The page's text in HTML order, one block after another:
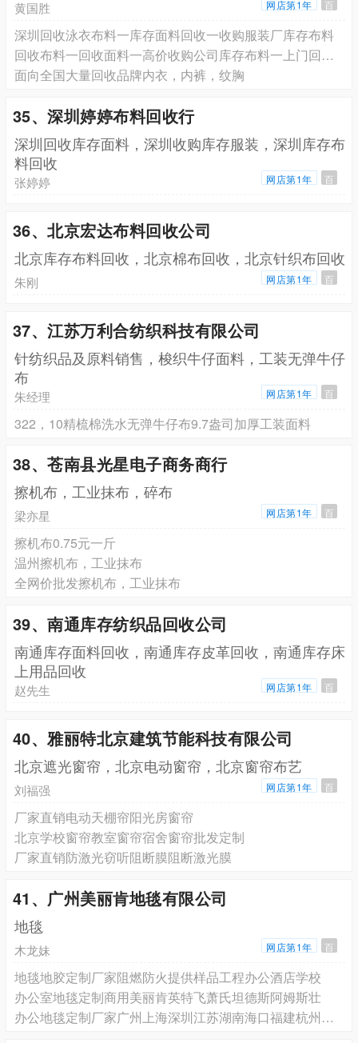
黄国胜 网店第1年 百
深圳回收泳衣布料一库存面料回收一收购服装厂库存布料
回收布料一回收面料一高价收购公司库存布料一上门回收库存积压面
面向全国大量回收品牌内衣，内裤，纹胸
35、深圳婷婷布料回收行
深圳回收库存面料，深圳收购库存服装，深圳库存布
料回收
张婷婷 网店第1年 百
36、北京宏达布料回收公司
北京库存布料回收，北京棉布回收，北京针织布回收
朱刚 网店第1年 百
37、江苏万利合纺织科技有限公司
针纺织品及原料销售，梭织牛仔面料，工装无弹牛仔
布
朱经理 网店第1年 百
322，10精梳棉洗水无弹牛仔布9.7盎司加厚工装面料
38、苍南县光星电子商务商行
擦机布，工业抹布，碎布
梁亦星 网店第1年 百
擦机布0.75元一斤
温州擦机布，工业抹布
全网价批发擦机布，工业抹布
39、南通库存纺织品回收公司
南通库存面料回收，南通库存皮革回收，南通库存床
上用品回收
赵先生 网店第1年 百
40、雅丽特北京建筑节能科技有限公司
北京遮光窗帘，北京电动窗帘，北京窗帘布艺
刘福强 网店第1年 百
厂家直销电动天棚帘阳光房窗帘
北京学校窗帘教室窗帘宿舍窗帘批发定制
厂家直销防激光窃听阻断膜阻断激光膜
41、广州美丽肯地毯有限公司
地毯
木龙妹 网店第1年 百
地毯地胶定制厂家阻燃防火提供样品工程办公酒店学校
办公室地毯定制商用美丽肯英特飞萧氏坦德斯阿姆斯壮
办公地毯定制厂家广州上海深圳江苏湖南海口福建杭州云南地毯